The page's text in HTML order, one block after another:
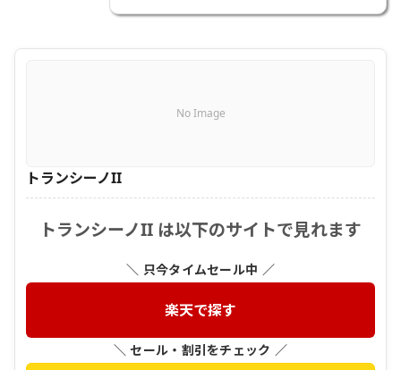
No Image
トランシーノII
トランシーノII は以下のサイトで見れます
＼ 只今タイムセール中 ／
楽天で探す
＼ セール・割引をチェック ／